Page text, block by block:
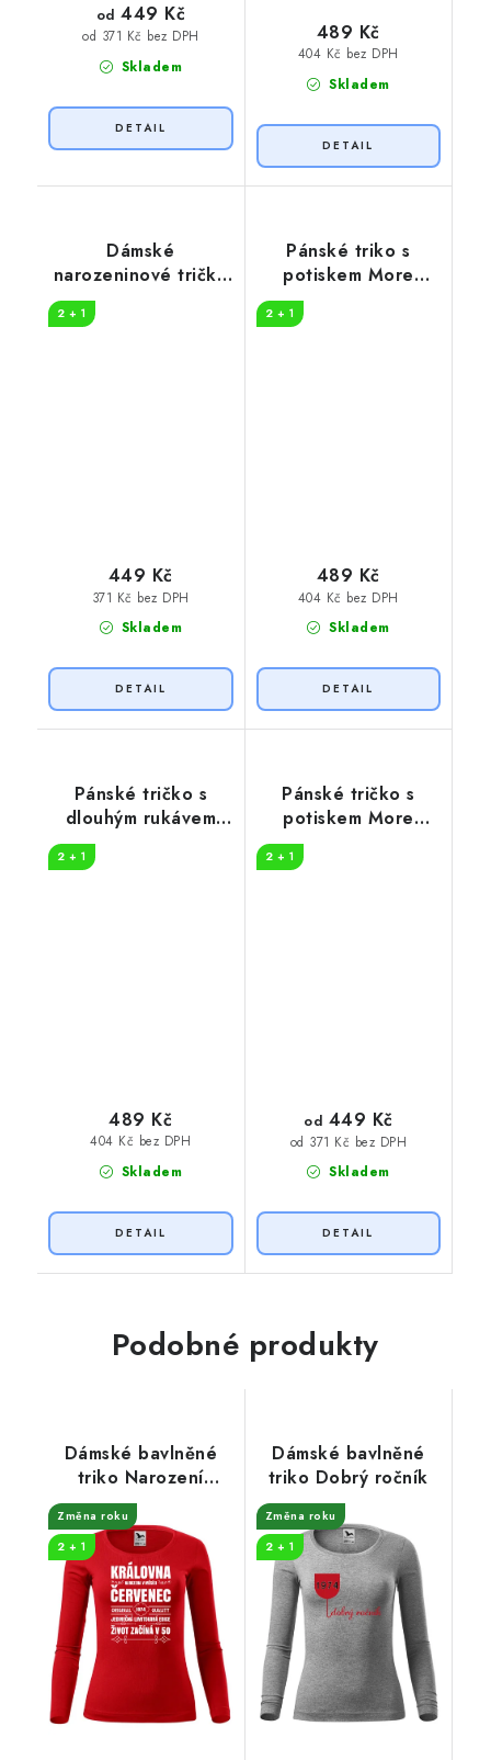
Skladem
od 371 Kč bez DPH
od 449 Kč
Skladem
404 Kč bez DPH
489 Kč
Dámské
narozeninové tričko
Více RUMU
2 + 1
Skladem
371 Kč bez DPH
449 Kč
Pánské triko s
potiskem More
2 + 1
Skladem
404 Kč bez DPH
489 Kč
Pánské tričko s
dlouhým rukávem
Více drinku
2 + 1
Skladem
404 Kč bez DPH
489 Kč
Pánské tričko s
potiskem More
2 + 1
Skladem
od 371 Kč bez DPH
od 449 Kč
Podobné produkty
Dámské bavlněné
triko Narození
královny
Změna roku
2 + 1
Dámské bavlněné
triko Dobrý ročník
Změna roku
2 + 1